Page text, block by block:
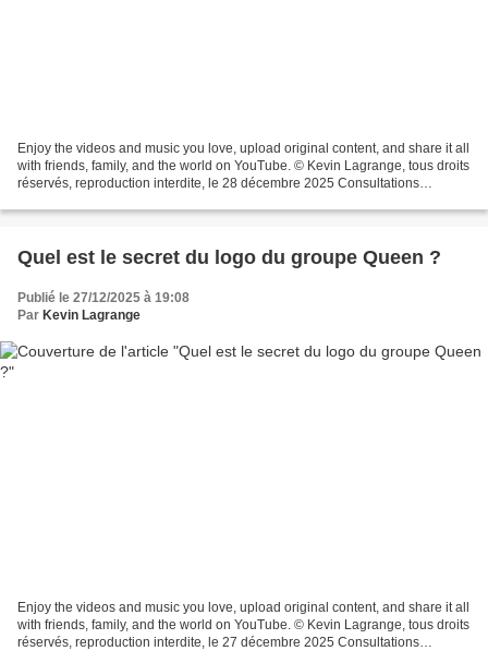
Enjoy the videos and music you love, upload original content, and share it all
with friends, family, and the world on YouTube. © Kevin Lagrange, tous droits
réservés, reproduction interdite, le 28 décembre 2025 Consultations
Quel est le secret du logo du groupe Queen ?
Publié le 27/12/2025 à 19:08
Par Kevin Lagrange
Enjoy the videos and music you love, upload original content, and share it all
with friends, family, and the world on YouTube. © Kevin Lagrange, tous droits
réservés, reproduction interdite, le 27 décembre 2025 Consultations